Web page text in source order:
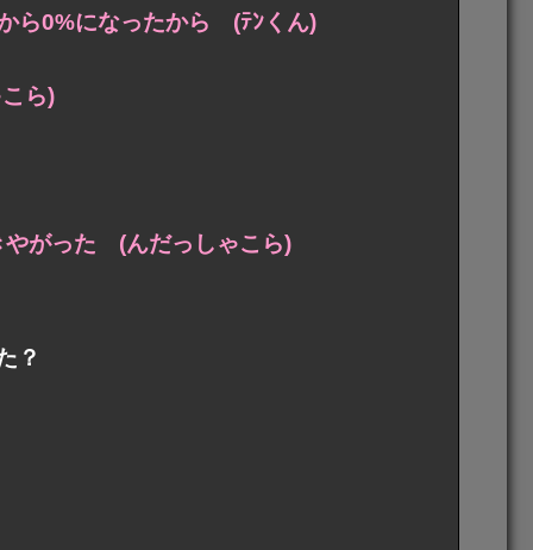
ら0%になったから (ﾃﾝくん)
ら)
やがった (んだっしゃこら)
？